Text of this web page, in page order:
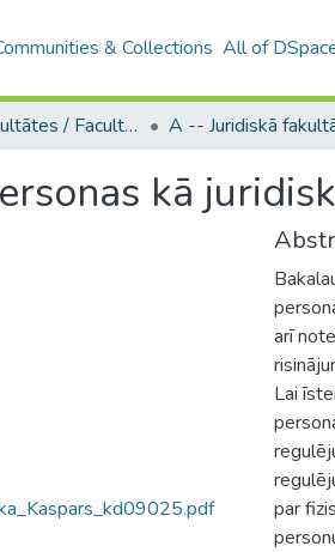
& Collections All of
B4 – LU fakultātes / Faculties of the UL
kā
arī
Lai
par